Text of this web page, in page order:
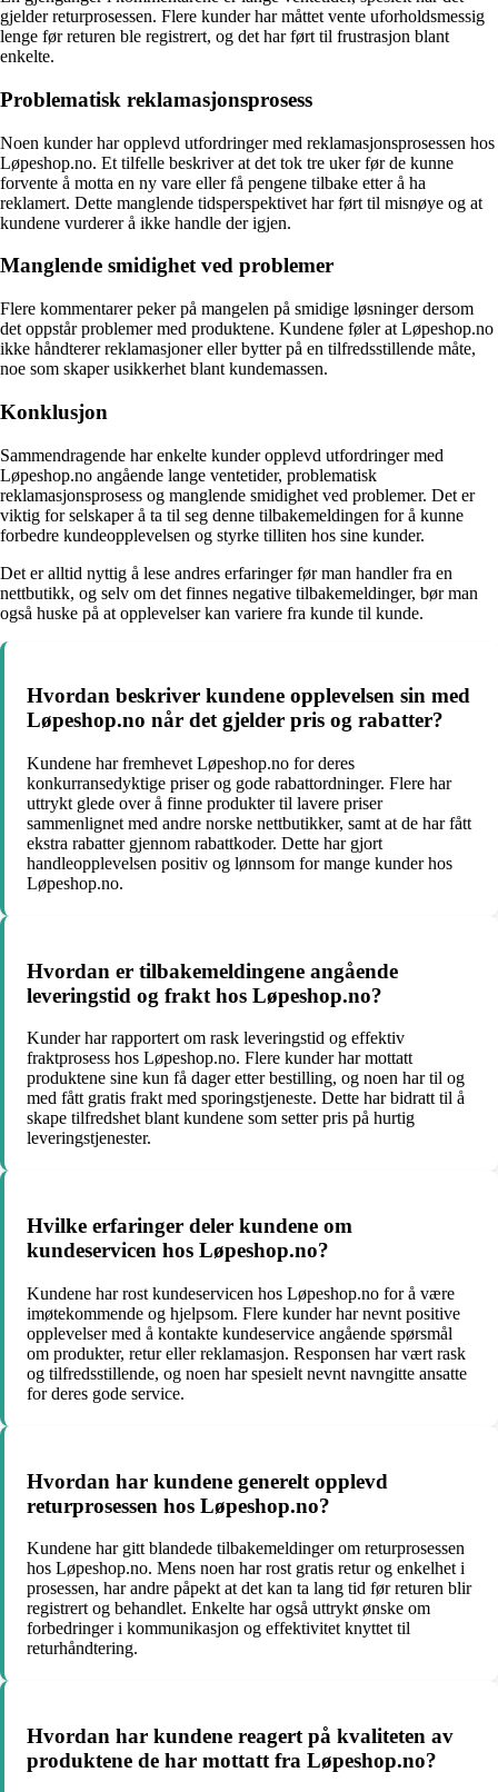
gjelder returprosessen. Flere kunder har måttet vente uforholdsmessig
lenge før returen ble registrert, og det har ført til frustrasjon blant
enkelte.
Problematisk reklamasjonsprosess
Noen kunder har opplevd utfordringer med reklamasjonsprosessen hos
Løpeshop.no. Et tilfelle beskriver at det tok tre uker før de kunne
forvente å motta en ny vare eller få pengene tilbake etter å ha
reklamert. Dette manglende tidsperspektivet har ført til misnøye og at
kundene vurderer å ikke handle der igjen.
Manglende smidighet ved problemer
Flere kommentarer peker på mangelen på smidige løsninger dersom
det oppstår problemer med produktene. Kundene føler at Løpeshop.no
ikke håndterer reklamasjoner eller bytter på en tilfredsstillende måte,
noe som skaper usikkerhet blant kundemassen.
Konklusjon
Sammendragende har enkelte kunder opplevd utfordringer med
Løpeshop.no angående lange ventetider, problematisk
reklamasjonsprosess og manglende smidighet ved problemer. Det er
viktig for selskaper å ta til seg denne tilbakemeldingen for å kunne
forbedre kundeopplevelsen og styrke tilliten hos sine kunder.
Det er alltid nyttig å lese andres erfaringer før man handler fra en
nettbutikk, og selv om det finnes negative tilbakemeldinger, bør man
også huske på at opplevelser kan variere fra kunde til kunde.
Hvordan beskriver kundene opplevelsen sin med
Løpeshop.no når det gjelder pris og rabatter?
Kundene har fremhevet Løpeshop.no for deres
konkurransedyktige priser og gode rabattordninger. Flere har
uttrykt glede over å finne produkter til lavere priser
sammenlignet med andre norske nettbutikker, samt at de har fått
ekstra rabatter gjennom rabattkoder. Dette har gjort
handleopplevelsen positiv og lønnsom for mange kunder hos
Løpeshop.no.
Hvordan er tilbakemeldingene angående
leveringstid og frakt hos Løpeshop.no?
Kunder har rapportert om rask leveringstid og effektiv
fraktprosess hos Løpeshop.no. Flere kunder har mottatt
produktene sine kun få dager etter bestilling, og noen har til og
med fått gratis frakt med sporingstjeneste. Dette har bidratt til å
skape tilfredshet blant kundene som setter pris på hurtig
leveringstjenester.
Hvilke erfaringer deler kundene om
kundeservicen hos Løpeshop.no?
Kundene har rost kundeservicen hos Løpeshop.no for å være
imøtekommende og hjelpsom. Flere kunder har nevnt positive
opplevelser med å kontakte kundeservice angående spørsmål
om produkter, retur eller reklamasjon. Responsen har vært rask
og tilfredsstillende, og noen har spesielt nevnt navngitte ansatte
for deres gode service.
Hvordan har kundene generelt opplevd
returprosessen hos Løpeshop.no?
Kundene har gitt blandede tilbakemeldinger om returprosessen
hos Løpeshop.no. Mens noen har rost gratis retur og enkelhet i
prosessen, har andre påpekt at det kan ta lang tid før returen blir
registrert og behandlet. Enkelte har også uttrykt ønske om
forbedringer i kommunikasjon og effektivitet knyttet til
returhåndtering.
Hvordan har kundene reagert på kvaliteten av
produktene de har mottatt fra Løpeshop.no?